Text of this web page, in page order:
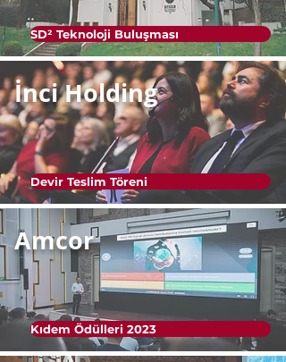
SD² Teknoloji Buluşması
İnci Holding
Devir Teslim Töreni
Amcor
Kıdem Ödülleri 2023